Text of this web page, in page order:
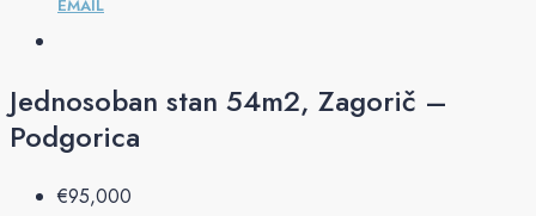
EMAIL
Jednosoban stan 54m2, Zagorič –
Podgorica
€‎95,000